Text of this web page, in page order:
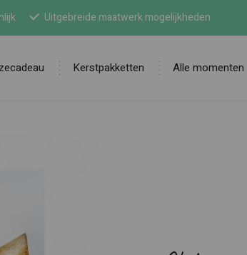
Uitgebreide maatwerk mogelijkheden
Kerstpakketten Alle momenten